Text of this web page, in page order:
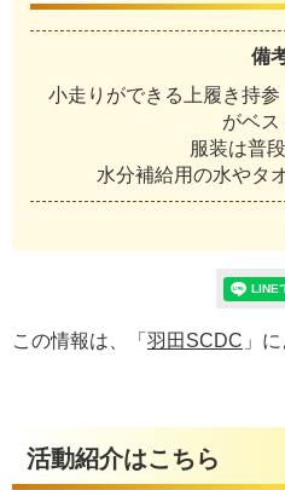
備
小走りができる上履き持
がベス
服装は普
水分補給用の水やタ
この情報は、「 羽田SCDC 」
活動紹介はこちら